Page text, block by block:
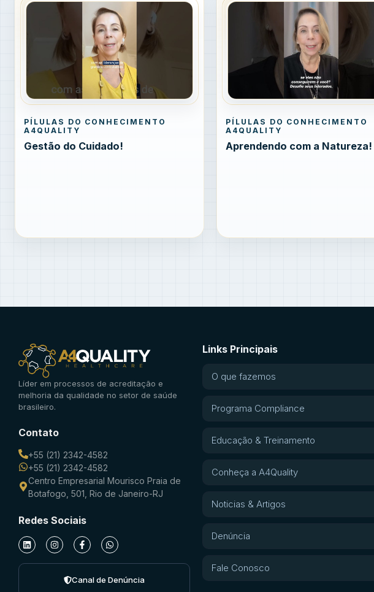
PÍLULAS DO CONHECIMENTO
A4QUALITY
Gestão do Cuidado!
PÍLULAS DO CONHECIMENTO
A4QUALITY
Aprendendo com a Natureza!
Líder em processos de acreditação e
melhoria da qualidade no setor de saúde
brasileiro.
Contato
+55 (21) 2342-4582
+55 (21) 2342-4582
Centro Empresarial Mourisco Praia de
Botafogo, 501, Rio de Janeiro-RJ
Redes Sociais
Canal de Denúncia
Links Principais
O que fazemos
Programa Compliance
Educação & Treinamento
Conheça a A4Quality
Noticias & Artigos
Denúncia
Fale Conosco